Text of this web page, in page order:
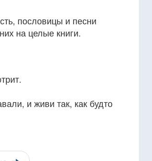
пословицы и песни
на целые книги.
и живи так, как будто